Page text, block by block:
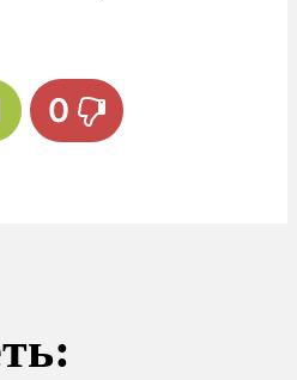
0